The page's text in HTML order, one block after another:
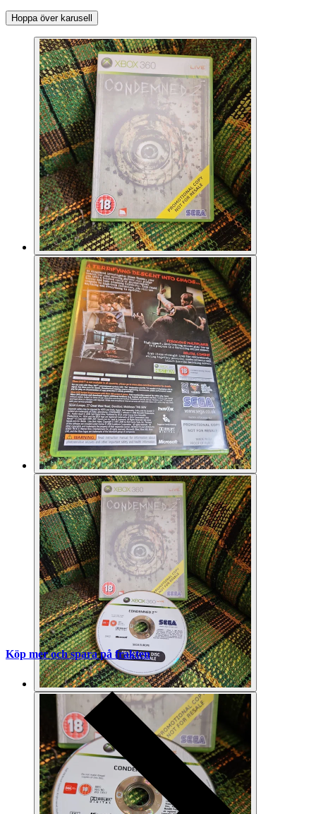
Hoppa över karusell
Köp mer och spara på frakten